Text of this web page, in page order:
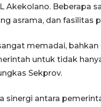
Akekolano. Beberapa
asrama, dan fasilitas
memadai,
untuk tidak
Sekprov.
sinergi antara